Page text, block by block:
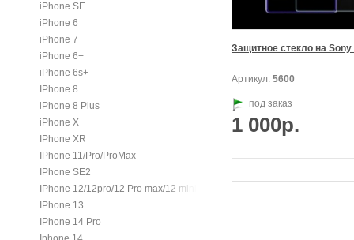
iPhone SE
iPhone 6
iPhone 7+
iPhone 6+
iPhone 6s+
IPhone 8
iPhone 8 Plus
iPhone X
IPhone XR
IPhone 11/Pro/ProMax
IPhone SE2
IPhone 12/12pro/12 Pro max/12 mini.
IPhone 13
IPhone 14 Pro
Защитное стекло на Sony
Артикул: 5600
под заказ
1 000р.